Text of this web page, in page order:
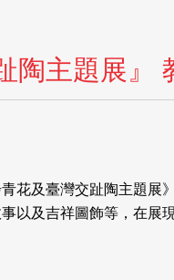
陶主題展』
花及臺灣交趾陶主題
以及吉祥圖飾等，在展